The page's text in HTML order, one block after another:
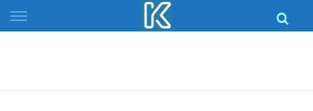
Skip
to